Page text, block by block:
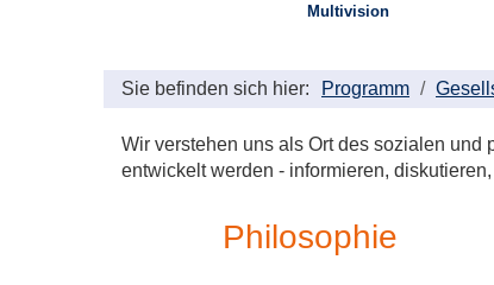
Multivision
Sie befinden sich hier: Programm
Wir verstehen uns als Ort des sozialen
entwickelt werden - informieren,
Philosophie